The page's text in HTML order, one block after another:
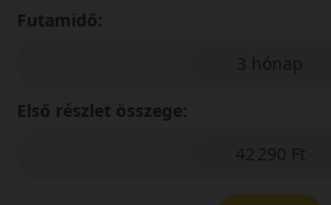
Futamidő:
3 hónap
Első részlet összege:
42 290 Ft